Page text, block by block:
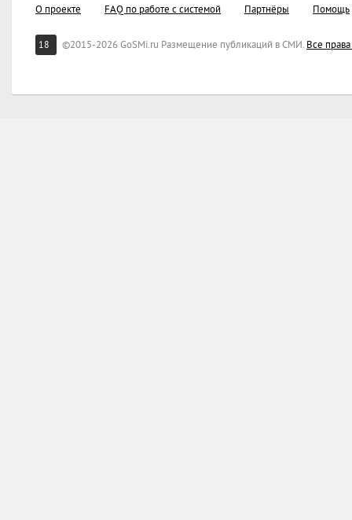
О проекте FAQ по работе с системой Партнёры Помощь
18 ©2015-2026 GoSMi.ru Размещение публикаций в СМИ. Все